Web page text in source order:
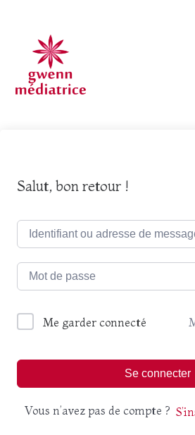
Salut, bon retour !
Me garder connecté
Se connecter
Vous n’avez pas de compte ?